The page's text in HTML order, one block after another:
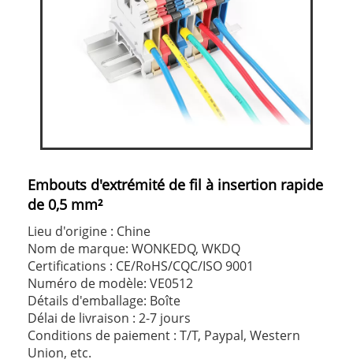
Embouts d'extrémité de fil à insertion rapide
de 0,5 mm²
Lieu d'origine : Chine
Nom de marque: WONKEDQ, WKDQ
Certifications : CE/RoHS/CQC/ISO 9001
Numéro de modèle: VE0512
Détails d'emballage: Boîte
Délai de livraison : 2-7 jours
Conditions de paiement : T/T, Paypal, Western
Union, etc.